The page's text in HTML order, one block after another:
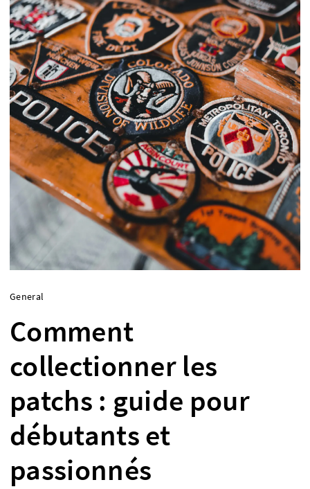
General
Comment
collectionner les
patchs : guide pour
débutants et
passionnés